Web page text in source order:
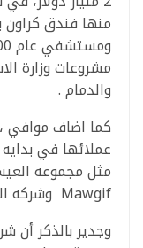
منها فندق كراون
مشروعات وزارة
والدمام .
كما اضاف موافي
مثل مجموعه
Mawgif وشركه البحر الاحمر العالمية .
وجدير بالذكر أن